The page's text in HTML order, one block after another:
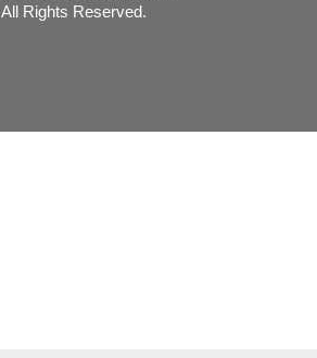
All Rights Reserved.